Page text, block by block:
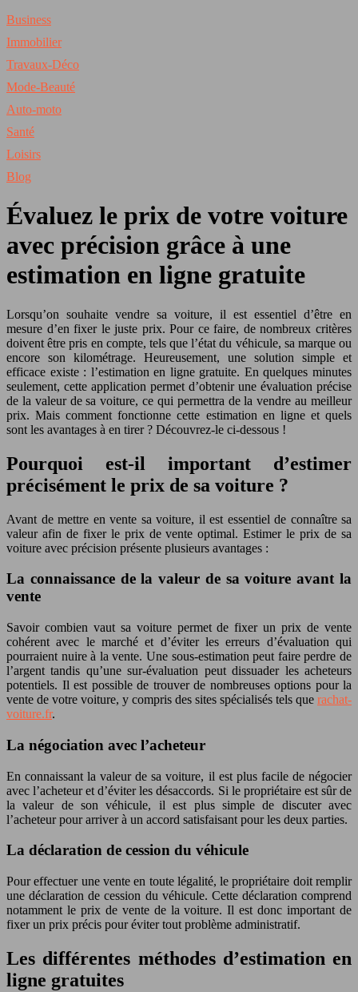
Business
Immobilier
Travaux-Déco
Mode-Beauté
Auto-moto
Santé
Loisirs
Blog
Évaluez le prix de votre voiture
avec précision grâce à une
estimation en ligne gratuite
Lorsqu’on souhaite vendre sa voiture, il est essentiel d’être en
mesure d’en fixer le juste prix. Pour ce faire, de nombreux critères
doivent être pris en compte, tels que l’état du véhicule, sa marque ou
encore son kilométrage. Heureusement, une solution simple et
efficace existe : l’estimation en ligne gratuite. En quelques minutes
seulement, cette application permet d’obtenir une évaluation précise
de la valeur de sa voiture, ce qui permettra de la vendre au meilleur
prix. Mais comment fonctionne cette estimation en ligne et quels
sont les avantages à en tirer ? Découvrez-le ci-dessous !
Pourquoi est-il important d’estimer
précisément le prix de sa voiture ?
Avant de mettre en vente sa voiture, il est essentiel de connaître sa
valeur afin de fixer le prix de vente optimal. Estimer le prix de sa
voiture avec précision présente plusieurs avantages :
La connaissance de la valeur de sa voiture avant la
vente
Savoir combien vaut sa voiture permet de fixer un prix de vente
cohérent avec le marché et d’éviter les erreurs d’évaluation qui
pourraient nuire à la vente. Une sous-estimation peut faire perdre de
l’argent tandis qu’une sur-évaluation peut dissuader les acheteurs
potentiels. Il est possible de trouver de nombreuses options pour la
vente de votre voiture, y compris des sites spécialisés tels que rachat-
voiture.fr.
La négociation avec l’acheteur
En connaissant la valeur de sa voiture, il est plus facile de négocier
avec l’acheteur et d’éviter les désaccords. Si le propriétaire est sûr de
la valeur de son véhicule, il est plus simple de discuter avec
l’acheteur pour arriver à un accord satisfaisant pour les deux parties.
La déclaration de cession du véhicule
Pour effectuer une vente en toute légalité, le propriétaire doit remplir
une déclaration de cession du véhicule. Cette déclaration comprend
notamment le prix de vente de la voiture. Il est donc important de
fixer un prix précis pour éviter tout problème administratif.
Les différentes méthodes d’estimation en
ligne gratuites